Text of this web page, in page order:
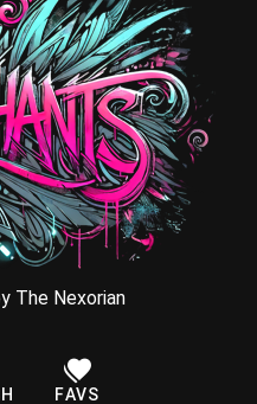
The Nexorian
FAVS